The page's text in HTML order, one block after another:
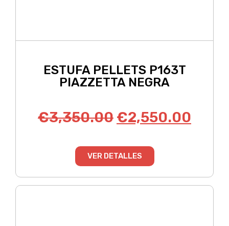
ESTUFA PELLETS P163T
PIAZZETTA NEGRA
€3,350.00 €2,550.00
VER DETALLES